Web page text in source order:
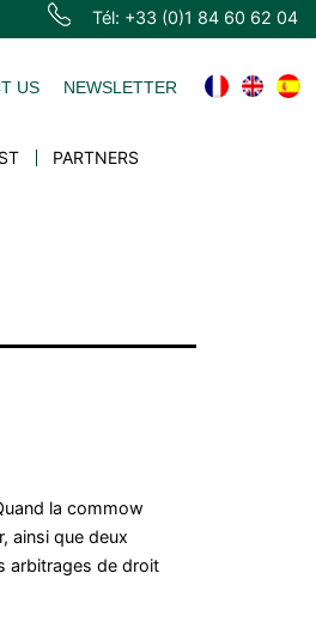
Tél: +33 (0)1 84 60 62 04
US NEWSLETTER
PARTNERS
la commow
ainsi que deux
arbitrages de droit